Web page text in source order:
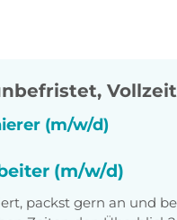
Vollzeit
(m/w/d)
(m/w/d)
packst gern an und